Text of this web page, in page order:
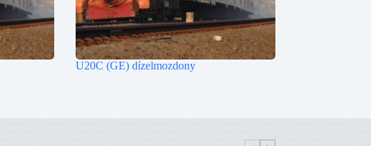
U20C (GE) dízelmozdony